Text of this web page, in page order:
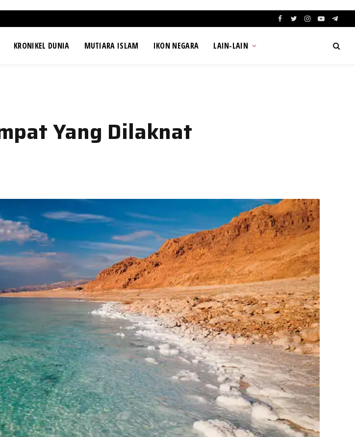
Facebook
TwitterInstagram
YouTube
KRONIKEL DUNIA MUTIARA ISLAM IKON NEGARA LAIN-LAIN
Yang Dilaknat